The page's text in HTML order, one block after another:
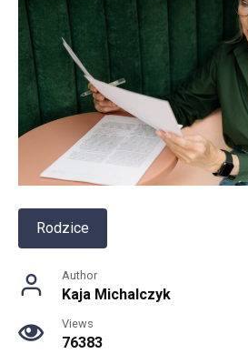
Rodzice
Author
Kaja Michalczyk
Views
76383